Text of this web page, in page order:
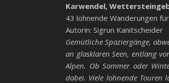
Karwendel,
43 lohnende Wanderungen
Autorin: Sigrun Kanitscheider
Gemütliche Spaziergänge,
an glasklaren Seen, entlang
Alpen. Ob Sommer oder
dabei. Viele lohnende Touren